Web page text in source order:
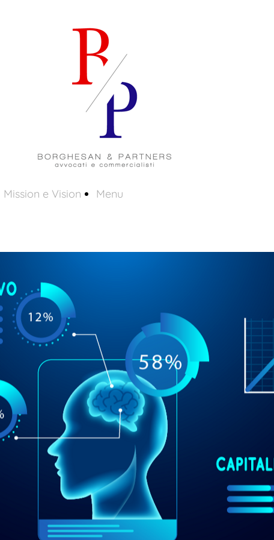
Mission e Vision Menu